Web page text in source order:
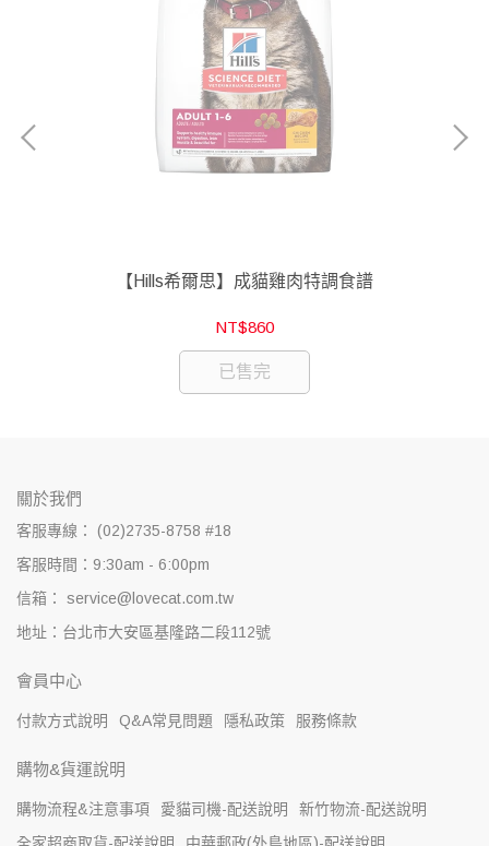
【Hills希爾思】成貓雞肉特調食譜
NT$860
已售完
關於我們
客服專線： (02)2735-8758 #18
客服時間：9:30am - 6:00pm
信箱： service@lovecat.com.tw
地址：台北市大安區基隆路二段112號
會員中心
付款方式說明 Q&A常見問題 隱私政策 服務條款
購物&貨運說明
購物流程&注意事項 愛貓司機-配送說明
新竹物流-配送說明